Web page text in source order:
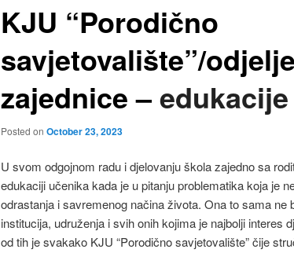
KJU “Porodično
savjetovalište”/
zajednice –
Posted on October 23, 2023
U svom odgojnom radu i djelovanju škola zajedno sa
edukaciji učenika kada je u pitanju problematika koja je
odrastanja i savremenog načina života. Ona to sama ne
institucija, udruženja i svih onih kojima je najbolji interes
od tih je svakako KJU “Porodično savjetovalište” čije